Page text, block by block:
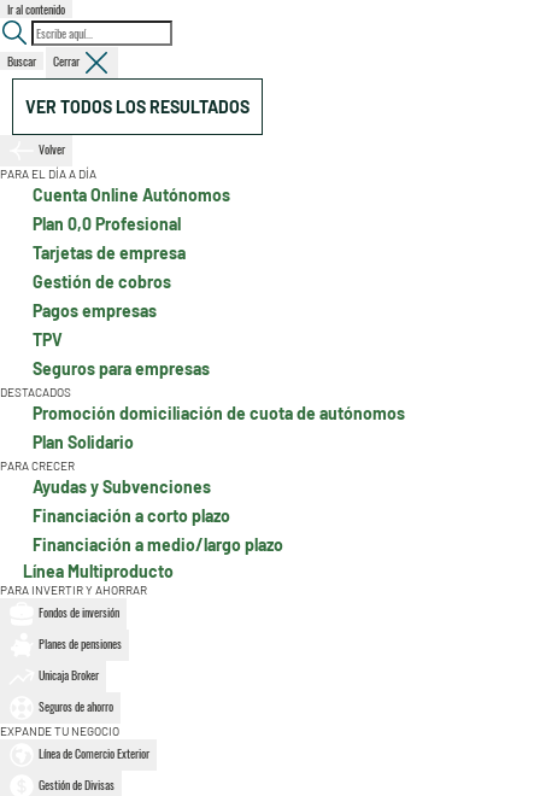
Ir al contenido
Buscar Cerrar
VER TODOS LOS RESULTADOS
Volver
PARA EL DÍA A DÍA
Cuenta Online Autónomos
Plan 0,0 Profesional
Tarjetas de empresa
Gestión de cobros
Pagos empresas
TPV
Seguros para empresas
DESTACADOS
Promoción domiciliación de cuota de autónomos
Plan Solidario
PARA CRECER
Ayudas y Subvenciones
Financiación a corto plazo
Financiación a medio/largo plazo
Línea Multiproducto
PARA INVERTIR Y AHORRAR
Fondos de inversión
Planes de pensiones
Unicaja Broker
Seguros de ahorro
EXPANDE TU NEGOCIO
Línea de Comercio Exterior
Gestión de Divisas